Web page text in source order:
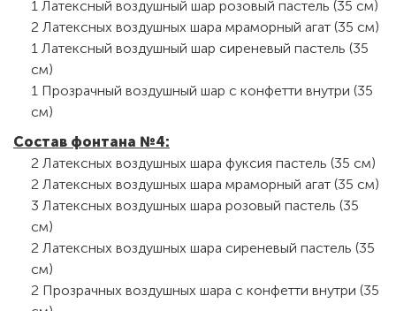
1 Латексный воздушный шар розовый пастель (35 см)
2 Латексных воздушных шара мраморный агат (35 см)
1 Латексный воздушный шар сиреневый пастель (35
см)
1 Прозрачный воздушный шар с конфетти внутри (35
см)
Состав фонтана №4:
2 Латексных воздушных шара фуксия пастель (35 см)
2 Латексных воздушных шара мраморный агат (35 см)
3 Латексных воздушных шара розовый пастель (35
см)
2 Латексных воздушных шара сиреневый пастель (35
см)
2 Прозрачных воздушных шара с конфетти внутри (35